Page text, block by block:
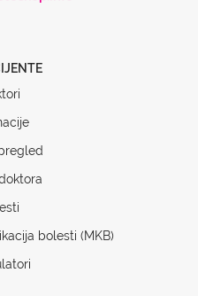
bolesti (MKB)